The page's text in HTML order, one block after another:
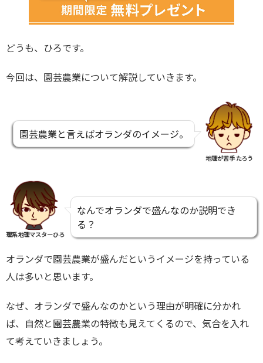
どうも、ひろです。
今回は、園芸農業について解説していきます。
園芸農業と言えばオランダのイメージ。
地理が苦手 たろう
理系地理マスターひろ
なんでオランダで盛んなのか説明でき
る？
オランダで園芸農業が盛んだというイメージを持っている
人は多いと思います。
なぜ、オランダで盛んなのかという理由が明確に分かれ
ば、自然と園芸農業の特徴も見えてくるので、気合を入れ
て考えていきましょう。